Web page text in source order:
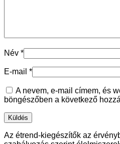
Név *
E-mail *
A nevem, e-mail címem, és
böngészőben a következő
Az étrend-kiegészítők az